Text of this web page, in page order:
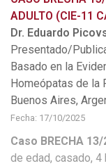
ADULTO (CIE-11
Dr. Eduardo
Presentado/
Basado en la
Homeópatas de la
Buenos Aires,
Fecha: 17/10/2025
Caso BRECHA 13/
de edad, casado,